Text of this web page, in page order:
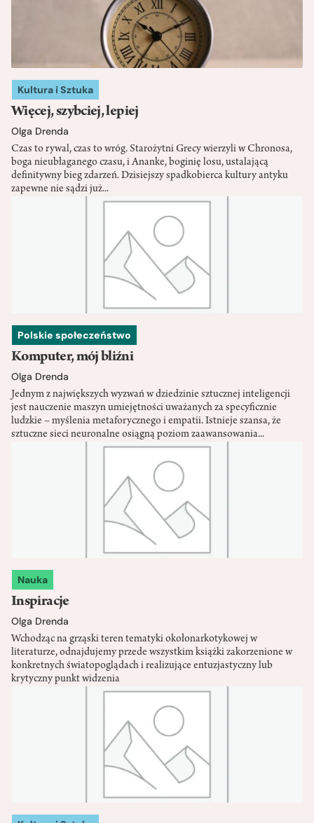
Kultura i Sztuka
Więcej, szybciej, lepiej
Olga Drenda
Czas to rywal, czas to wróg. Starożytni Grecy wierzyli w Chronosa,
boga nieubłaganego czasu, i Ananke, boginię losu, ustalającą
definitywny bieg zdarzeń. Dzisiejszy spadkobierca kultury antyku
zapewne nie sądzi już...
Polskie społeczeństwo
Komputer, mój bliźni
Olga Drenda
Jednym z największych wyzwań w dziedzinie sztucznej inteligencji
jest nauczenie maszyn umiejętności uważanych za specyficznie
ludzkie – myślenia metaforycznego i empatii. Istnieje szansa, że
sztuczne sieci neuronalne osiągną poziom zaawansowania...
Nauka
Inspiracje
Olga Drenda
Wchodząc na grząski teren tematyki okołonarkotykowej w
literaturze, odnajdujemy przede wszystkim książki zakorzenione w
konkretnych światopoglądach i realizujące entuzjastyczny lub
krytyczny punkt widzenia